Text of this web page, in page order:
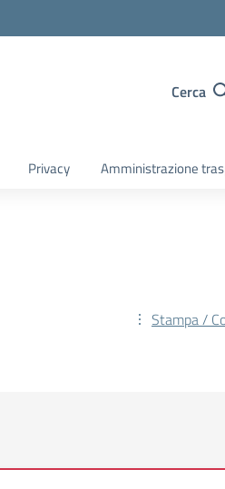
Cerca
Privacy Amministrazione
Stampa /